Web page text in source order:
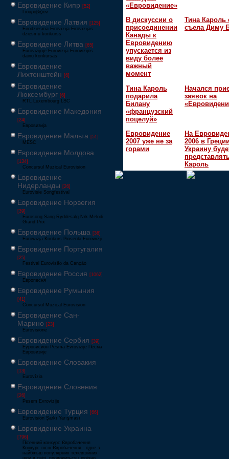
Евровидение Кипр [52]
Γιουροβίζιον
Евровидение Латвия [125]
Eirodziesma Eirovīzija Eirovīzijas
dziesmu konkurss
Евровидение Литва [65]
Eurovizijoje Eurovizija Eurovizijos
dainų konkursas
Евровидение
Лихтенштейн [6]
Евровидение
Люксембург [6]
RTL Luxembourg LSC
Евровидение Македония
[24]
Евровизија
Евровидение Мальта [51]
MESC
Евровидение Молдова
[134]
Concursul Muzical Eurovision
Евровидение
Нидерланды [26]
Eurovisie Songfestival
Евровидение Норвегия
[39]
Eurosong Sang Ryddesalg Nrk Melodi
Grand Prix
Евровидение Польша [36]
Eurowizja Konkurs Piosenki Eurowizji
Евровидение Португалия
[25]
Festival Eurovisão da Canção
Евровидение Россия [1062]
Европесня
Евровидение Румыния
[41]
Concursul Muzical Eurovision
Евровидение Сан-
Марино [23]
Eurovisione
Евровидение Сербия [39]
Еуровисион Pesma Evrovizije Песма
Евровизије
Евровидение Словакия
[13]
Eurovízia
Евровидение Словения
[26]
Pesem Evrovizije
Евровидение Турция [66]
Eurovision Şarkı Yarışması
Евровидение Украина
[796]
Пісенний конкурс Євробачення
Конкурс пісні Євробачення - одне з
найбільш популярних телевізійних
шоу в світі, проводиться щорічно,
«Евровидение»
В дискуссии о
присоединении
Канады к
Евровидению
упускается из
виду более
важный
момент
Тина Кароль
съела Диму
Тина Кароль
подарила
Билану
«французский
поцелуй»
Начался
заявок на
Евровидение
2007 уже не за
горами
На
2006 в
Украину
Кароль